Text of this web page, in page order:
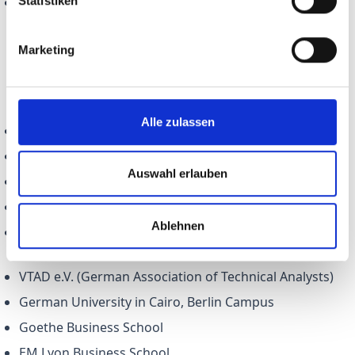
Marketing
Alle zulassen
Auswahl erlauben
Ablehnen
References
Ludwig-Maximilian-University of Munich
University of Southern Denmark
Hong Kong University of Science and Technology
IDS GmbH/Allianz SE
Deutsche Vereinigung für Finanzanalyse und Asset
Management (DVFA)
VTAD e.V. (German Association of Technical Analysts)
German University in Cairo, Berlin Campus
Goethe Business School